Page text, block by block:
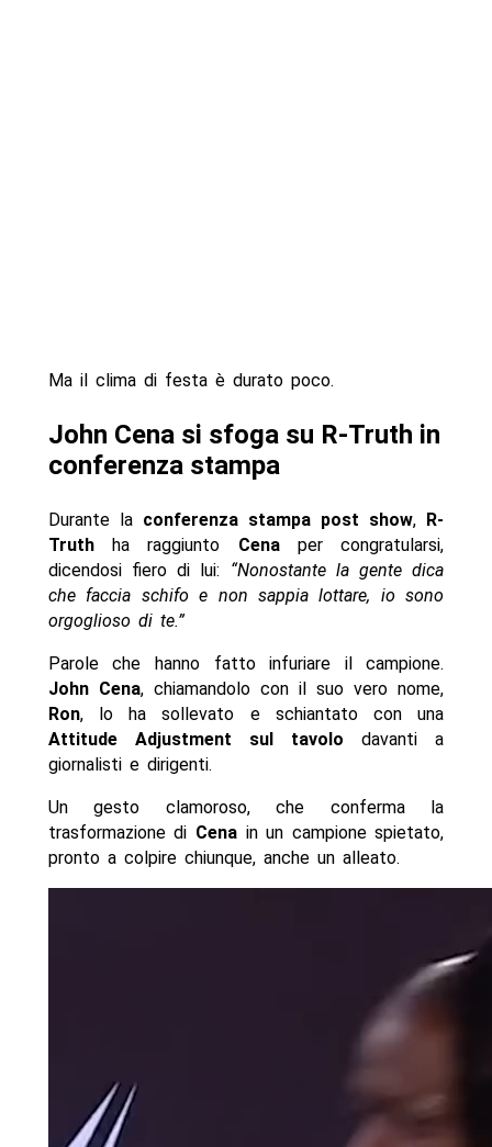
Ma il clima di festa è durato poco.
John Cena si sfoga su R-Truth in
conferenza stampa
Durante la conferenza stampa post show,
R-
Truthha raggiunto Cenaper congratularsi,
dicendosi fiero di lui: “Nonostante la gente dica
che faccia schifo e non sappia lottare, io sono
orgoglioso di te.”
Parole che hanno fatto infuriare il campione.
John Cena, chiamandolo con il suo vero nome,
Ron, lo ha sollevato e schiantato con una
Attitude Adjustment sul tavolo davanti a
giornalisti e dirigenti.
Un gesto clamoroso, che conferma la
trasformazione di Cenain un campione spietato,
pronto a colpire chiunque, anche un alleato.